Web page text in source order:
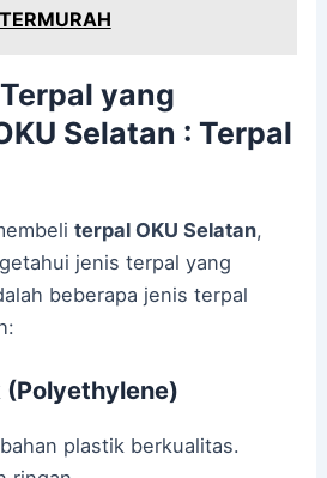
yang
Selatan : Terpal
terpal OKU Selatan,
jenis terpal yang
beberapa jenis terpal
(Polyethylene)
plastik berkualitas.